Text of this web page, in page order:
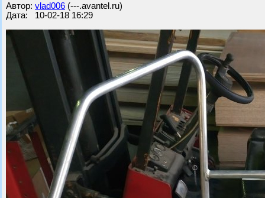
Автор: vlad006 (---.avantel.ru)
Дата: 10-02-18 16:29